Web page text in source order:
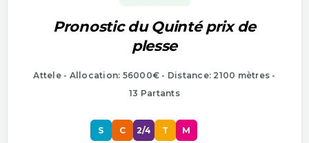
Pronostic du Quinté prix de
plesse
Attele - Allocation: 56000€ - Distance: 2100 mètres -
13 Partants
S C 2/4 T M